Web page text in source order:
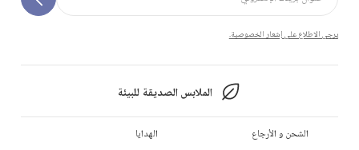
يرجى الاطلاع على إشعار الخصوصية.
الملابس الصديقة للبيئة
الشحن و الأرجاع
الهدايا